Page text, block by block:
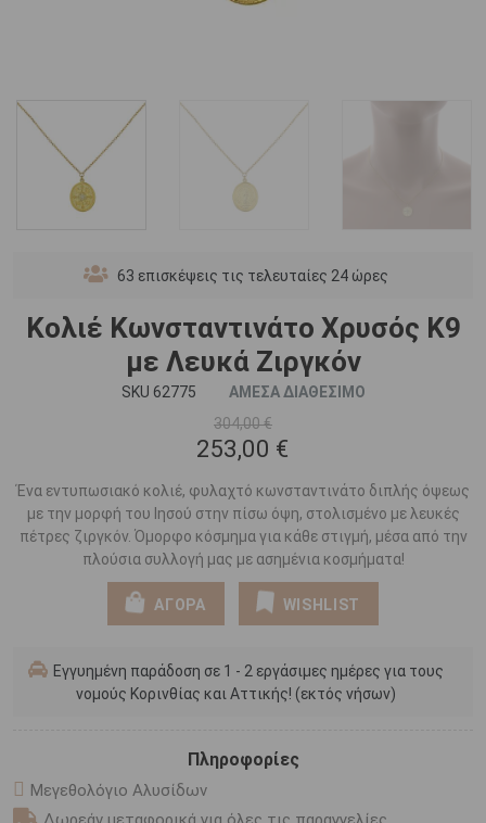
63 επισκέψεις τις τελευταίες 24 ώρες
Κολιέ Κωνσταντινάτο Χρυσός Κ9
με Λευκά Ζιργκόν
SKU 62775
ΑΜΕΣΑ ΔΙΑΘΕΣΙΜΟ
304,00 €
253,00 €
Ένα εντυπωσιακό κολιέ, φυλαχτό κωνσταντινάτο διπλής όψεως
με την μορφή του Ιησού στην πίσω όψη, στολισμένο με λευκές
πέτρες ζιργκόν. Όμορφο κόσμημα για κάθε στιγμή, μέσα από την
πλούσια συλλογή μας με ασημένια κοσμήματα!
ΑΓΟΡΑ WISHLIST
Εγγυημένη παράδοση σε 1 - 2 εργάσιμες ημέρες για τους
νομούς Κορινθίας και Αττικής! (εκτός νήσων)
Πληροφορίες
Μεγεθολόγιο Αλυσίδων